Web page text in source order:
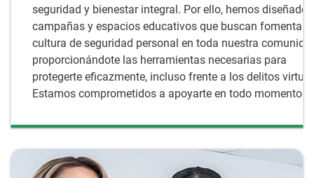
seguridad y bienestar integral. Por ello, hemos diseñado
campañas y espacios educativos que buscan fomentar
cultura de seguridad personal en toda nuestra
proporcionándote las herramientas necesarias para
protegerte eficazmente, incluso frente a los delitos
Estamos comprometidos a apoyarte en todo momento.